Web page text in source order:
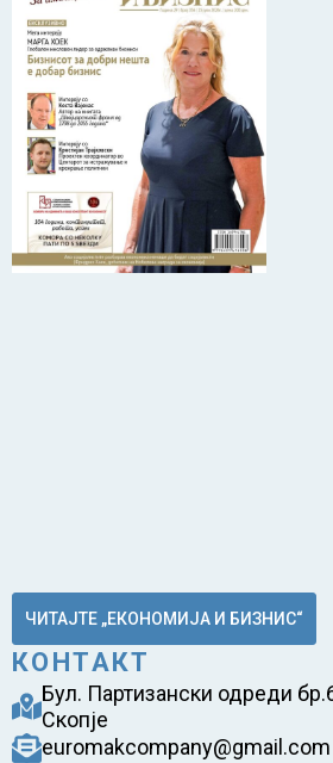
ЧИТАЈТЕ „ЕКОНОМИЈА И БИЗНИС“
КОНТАКТ
Бул. Партизански одреди
Скопје
euromakcompany@gmail.com